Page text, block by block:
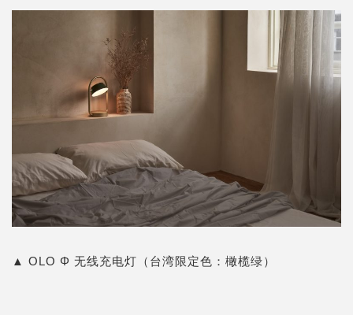
▲ OLO Φ 无线充电灯 （台湾限定色：橄榄绿）